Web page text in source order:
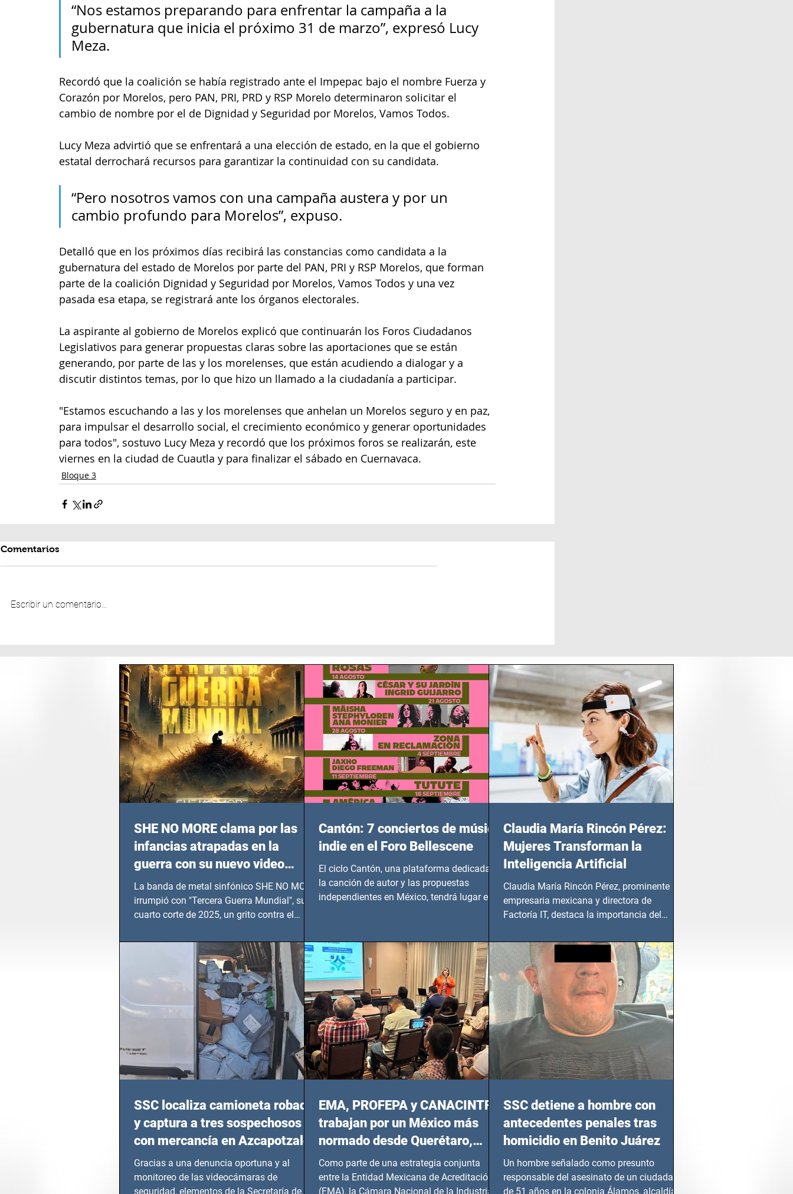
“Nos estamos preparando para enfrentar la campaña a la
gubernatura que inicia el próximo 31 de marzo”, expresó Lucy
Meza.
Recordó que la coalición se había registrado ante el Impepac bajo el nombre Fuerza y
Corazón por Morelos, pero PAN, PRI, PRD y RSP Morelo determinaron solicitar el
cambio de nombre por el de Dignidad y Seguridad por Morelos, Vamos Todos.
Lucy Meza advirtió que se enfrentará a una elección de estado, en la que el gobierno
estatal derrochará recursos para garantizar la continuidad con su candidata.
“Pero nosotros vamos con una campaña austera y por un
cambio profundo para Morelos”, expuso.
Detalló que en los próximos días recibirá las constancias como candidata a la
gubernatura del estado de Morelos por parte del PAN, PRI y RSP Morelos, que forman
parte de la coalición Dignidad y Seguridad por Morelos, Vamos Todos y una vez
pasada esa etapa, se registrará ante los órganos electorales.
La aspirante al gobierno de Morelos explicó que continuarán los Foros Ciudadanos
Legislativos para generar propuestas claras sobre las aportaciones que se están
generando, por parte de las y los morelenses, que están acudiendo a dialogar y a
discutir distintos temas, por lo que hizo un llamado a la ciudadanía a participar.
"Estamos escuchando a las y los morelenses que anhelan un Morelos seguro y en paz,
para impulsar el desarrollo social, el crecimiento económico y generar oportunidades
para todos", sostuvo Lucy Meza y recordó que los próximos foros se realizarán, este
viernes en la ciudad de Cuautla y para finalizar el sábado en Cuernavaca.
Bloque 3
Comentarios
Escribir un comentario...
SHE NO MORE clama por las
infancias atrapadas en la
guerra con su nuevo video
TERCERA GUERRA MUNDIAL
La banda de metal sinfónico SHE NO MORE
irrumpió con "Tercera Guerra Mundial", su
cuarto corte de 2025, un grito contra el
en epicentros bélicos.
Cantón: 7 conciertos de música
indie en el Foro Bellescene
El ciclo Cantón, una plataforma dedicada a
la canción de autor y las propuestas
independientes en México, tendrá lugar en el
del 14 de agosto al 25 de septiembre, a las
20:00 horas.
Claudia María Rincón Pérez:
Mujeres Transforman la
Inteligencia Artificial
Claudia María Rincón Pérez, prominente
empresaria mexicana y directora de
Factoría IT, destaca la importancia del
SSC localiza camioneta robada
y captura a tres sospechosos
con mercancía en Azcapotzalco
Gracias a una denuncia oportuna y al
monitoreo de las videocámaras de
seguridad, elementos de la Secretaría de
EMA, PROFEPA y CANACINTRA
trabajan por un México más
normado desde Querétaro,
Hidalgo y BCS
Como parte de una estrategia conjunta
entre la Entidad Mexicana de Acreditación
(EMA), la Cámara Nacional de la Industria
SSC detiene a hombre con
antecedentes penales tras
homicidio en Benito Juárez
Un hombre señalado como presunto
responsable del asesinato de un ciudadano
de 51 años en la colonia Álamos, alcaldía